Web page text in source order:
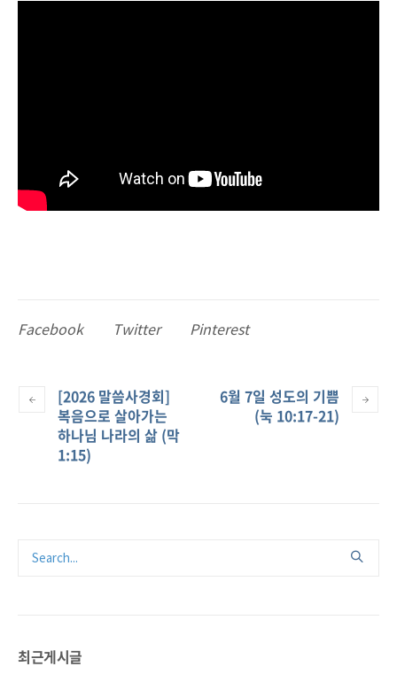
Facebook Twitter Pinterest
[2026 말씀사경회]
복음으로 살아가는
하나님 나라의 삶 (막
1:15)
6월 7일 성도의 기쁨
(눅 10:17-21)
최근게시글